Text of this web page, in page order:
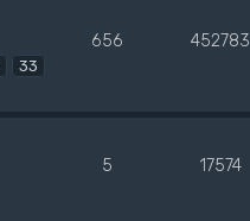
33
656 452783
5 17574